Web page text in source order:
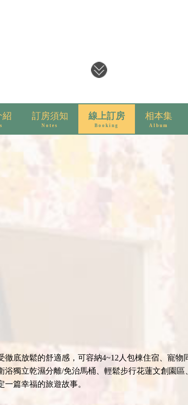
紹 訂房須知
Notes
線上訂房
Booking
相本集
Album
底放鬆的舒適感，可容納4~12人包棟住宿、寵
獨立乾濕分離/免治馬桶、輕鬆步行花蓮文創園
篇幸福的旅遊故事。